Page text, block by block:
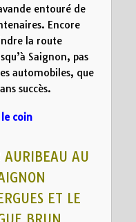
entouré de
Encore
la route
Saignon, pas
automobiles, que
succès.
le coin
AURIBEAU AU
ET LE